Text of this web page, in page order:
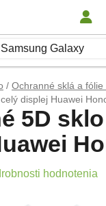
/ Ochranné sklá a fólie
displej Huawei
5D
produktu je 0,0 z 5
hodnotenia